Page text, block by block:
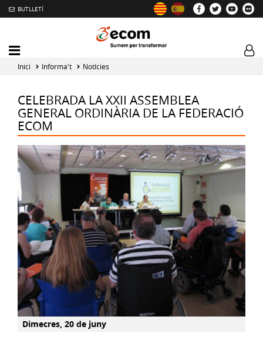
BUTLLETÍ
Mobile
menu
toggler
Inici Informa't Notícies
CELEBRADA LA XXII ASSEMBLEA
GENERAL ORDINÀRIA DE LA FEDERACIÓ
ECOM
Dimecres, 20 de juny